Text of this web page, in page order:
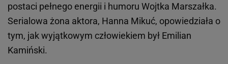
postaci pełnego energii i humoru Wojtka Marszałka.
Serialowa żona aktora, Hanna Mikuć, opowiedziała o
tym, jak wyjątkowym człowiekiem był Emilian
Kamiński.